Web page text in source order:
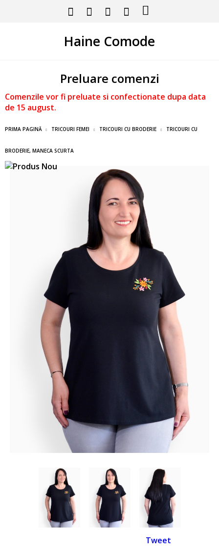
Haine Comode
Preluare comenzi
Comenzile vor fi preluate si confectionate dupa data
de 15 august.
PRIMA PAGINĂ TRICOURI FEMEI TRICOURI CU BRODERIE TRICOURI CU
BRODERIE, MANECA SCURTA
Tweet